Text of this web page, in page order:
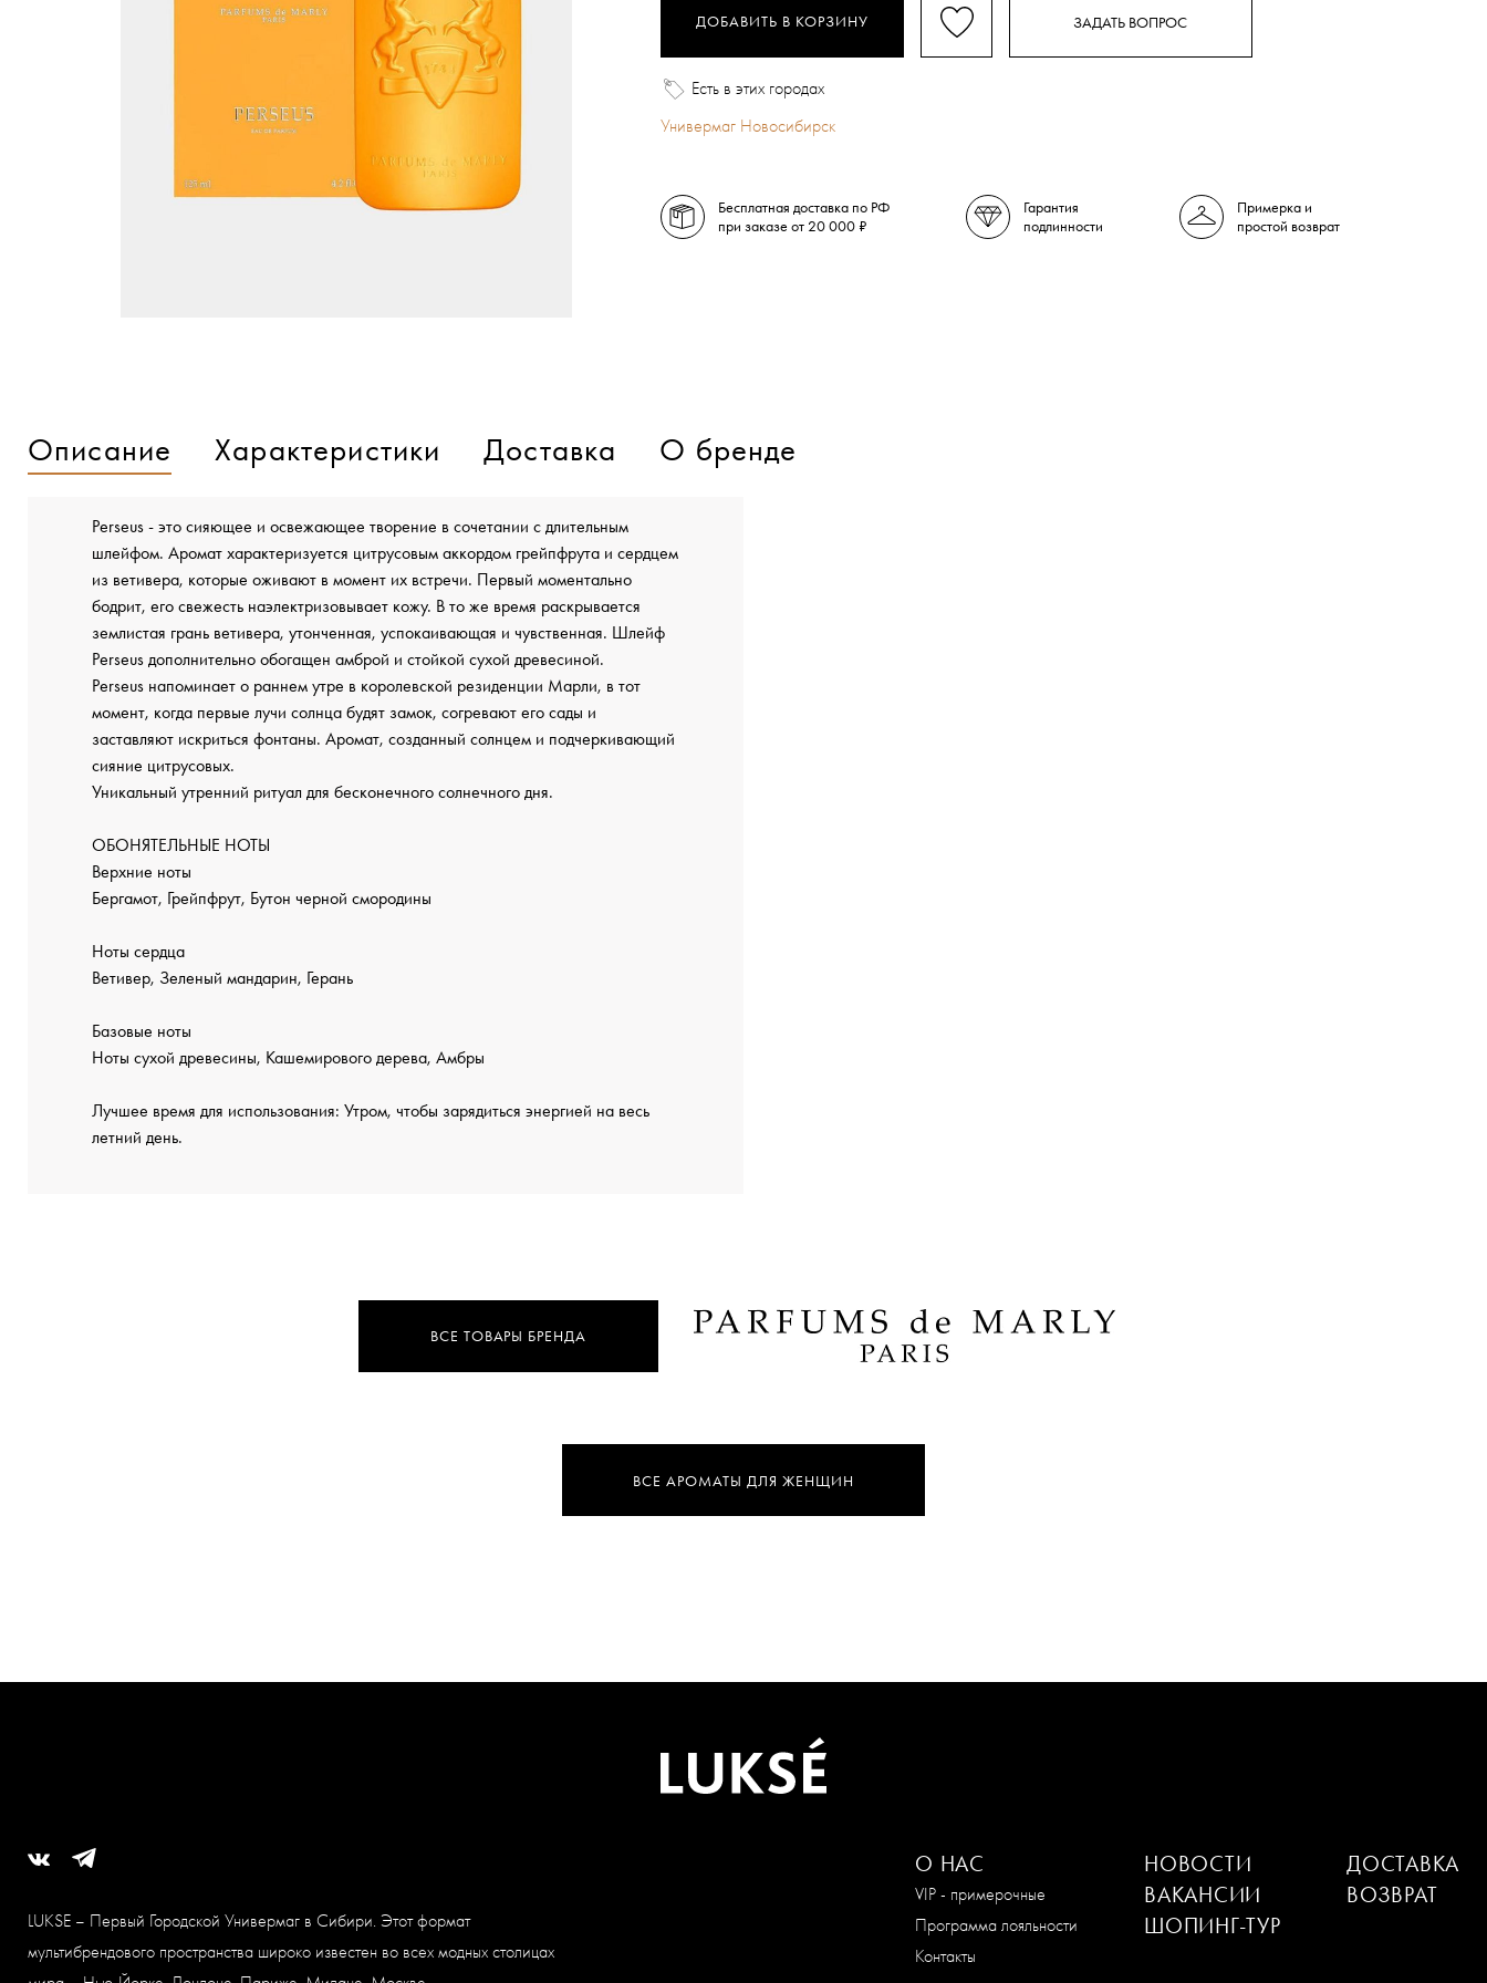
ДОБАВИТЬ В КОРЗИНУ ЗАДАТЬ ВОПРОС
Есть в этих городах
Универмаг Новосибирск
Бесплатная доставка по РФ
при заказе от 20 000 ₽
Гарантия
подлинности
Примерка и
простой возврат
Описание Характеристики Доставка О бренде
Perseus - это сияющее и освежающее творение в сочетании с длительным
шлейфом. Аромат характеризуется цитрусовым аккордом грейпфрута и сердцем
из ветивера, которые оживают в момент их встречи. Первый моментально
бодрит, его свежесть наэлектризовывает кожу. В то же время раскрывается
землистая грань ветивера, утонченная, успокаивающая и чувственная. Шлейф
Perseus дополнительно обогащен амброй и стойкой сухой древесиной.
Perseus напоминает о раннем утре в королевской резиденции Марли, в тот
момент, когда первые лучи солнца будят замок, согревают его сады и
заставляют искриться фонтаны. Аромат, созданный солнцем и подчеркивающий
сияние цитрусовых.
Уникальный утренний ритуал для бесконечного солнечного дня.
ОБОНЯТЕЛЬНЫЕ НОТЫ
Верхние ноты
Бергамот, Грейпфрут, Бутон черной смородины
Ноты сердца
Ветивер, Зеленый мандарин, Герань
Базовые ноты
Ноты сухой древесины, Кашемирового дерева, Амбры
Лучшее время для использования: Утром, чтобы зарядиться энергией на весь
летний день.
ВСЕ ТОВАРЫ БРЕНДА
ВСЕ АРОМАТЫ ДЛЯ ЖЕНЩИН
LUKSE – Первый Городской Универмаг в Сибири. Этот формат
мультибрендового пространства широко известен во всех модных столицах
О НАС
VIP - примерочные
Программа лояльности
Контакты
НОВОСТИ
ВАКАНСИИ
ШОПИНГ-ТУР
ДОСТАВКА
ВОЗВРАТ